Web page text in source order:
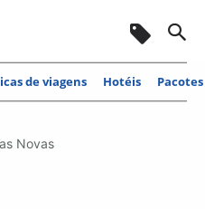
de viagens Hotéis Pacotes
Novas